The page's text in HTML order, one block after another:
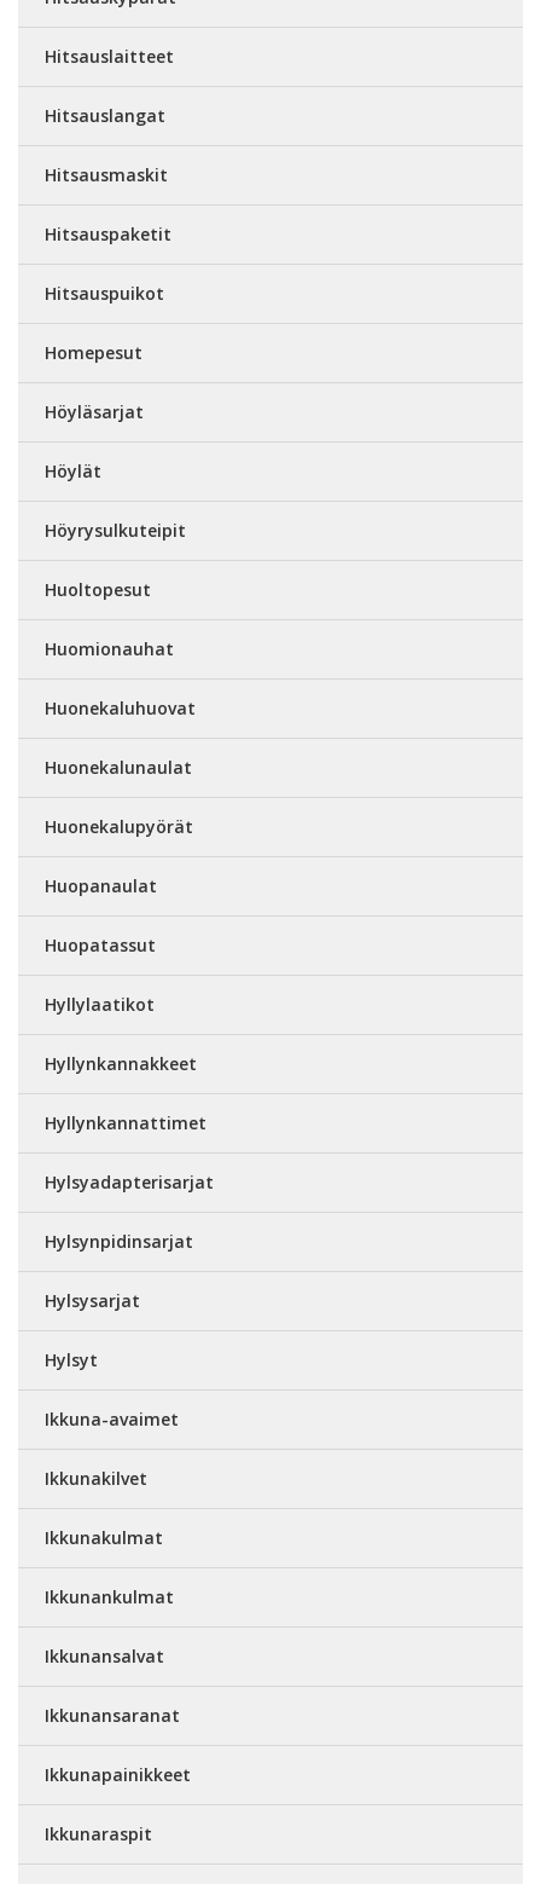
Hitsauslaitteet
Hitsauslangat
Hitsausmaskit
Hitsauspaketit
Hitsauspuikot
Homepesut
Höyläsarjat
Höylät
Höyrysulkuteipit
Huoltopesut
Huomionauhat
Huonekaluhuovat
Huonekalunaulat
Huonekalupyörät
Huopanaulat
Huopatassut
Hyllylaatikot
Hyllynkannakkeet
Hyllynkannattimet
Hylsyadapterisarjat
Hylsynpidinsarjat
Hylsysarjat
Hylsyt
Ikkuna-avaimet
Ikkunakilvet
Ikkunakulmat
Ikkunankulmat
Ikkunansalvat
Ikkunansaranat
Ikkunapainikkeet
Ikkunaraspit